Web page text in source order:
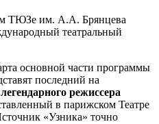
ТЮЗе им. А.А. Брянцева
театральный
основной части программы
последний на
режиссера
в парижском Театре
«Узника» точно